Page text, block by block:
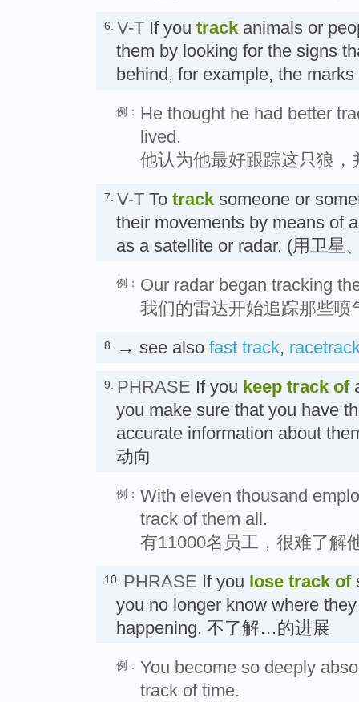
6. V-T If you track animals or
them by looking for the signs
behind, for example, the
例： He thought he had better
lived.
他认为他最好跟踪这只狼
7. V-T To track someone or
their movements by means of
as a satellite or radar. (用卫星
例： Our radar began tracking
我们的雷达开始追踪那些喷
8. → see also fast track,
9. PHRASE If you keep track of
you make sure that you have
accurate information about
动向
例： With eleven thousand
track of them all.
有11000名员工，很难了解
10. PHRASE If you lose track of
you no longer know where
happening. 不了解…的进展
例： You become so deeply
track of time.